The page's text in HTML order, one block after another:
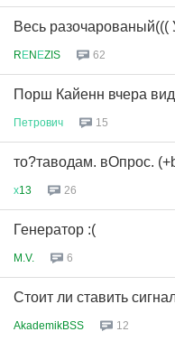
Весь разочарованый(((
RЕNЕZIS 62
Порш Кайенн вчера
Петрович 15
то?таводам. вОпрос.
х13 26
Генератор :(
M.V. 6
Стоит ли ставить
AkademikBSS 12